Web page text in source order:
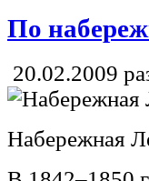
По
20.02.2009
Набережная